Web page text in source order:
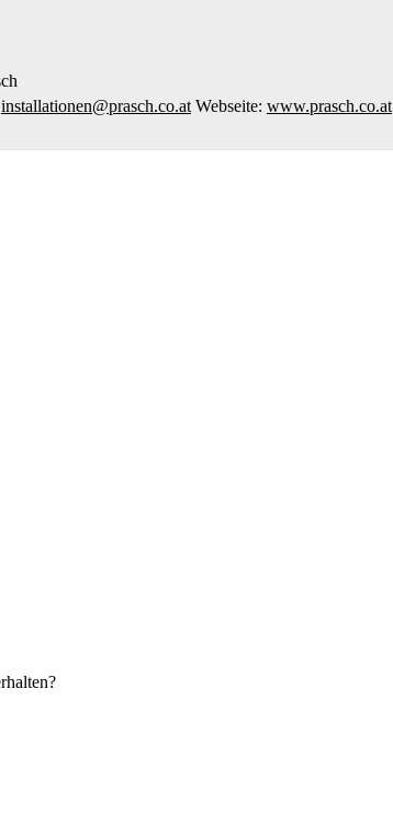
installationen@prasch.co.at Webseite: www.prasch.co.at